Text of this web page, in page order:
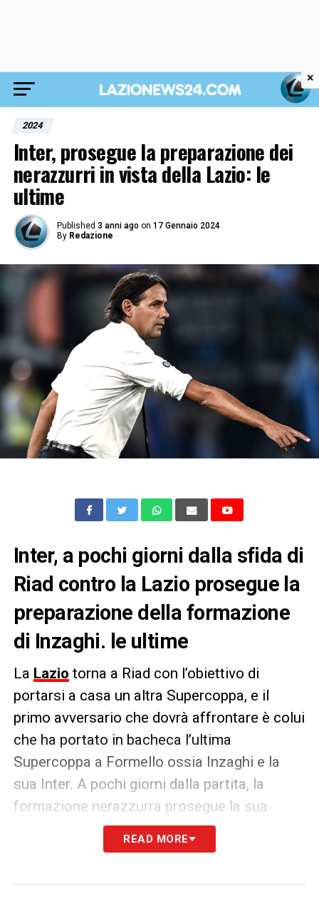
2024
Inter, prosegue la preparazione dei
nerazzurri in vista della Lazio: le
ultime
Published 3 anni ago on 17 Gennaio 2024
By Redazione
Inter, a pochi giorni dalla sfida di
Riad contro la Lazio prosegue la
preparazione della formazione
di Inzaghi. le ultime
La Lazio torna a Riad con l’obiettivo di
portarsi a casa un altra Supercoppa, e il
primo avversario che dovrà affrontare è colui
che ha portato in bacheca l’ultima
Supercoppa a Formello ossia Inzaghi e la
sua Inter. A pochi giorni dalla partita, la
formazione nerazzurra prosegue la sua
preparazione, e la sta svolgendo a Riad visto
che la squadra è approdata in Arabia.
Stando a quanto riporta il club nerazzurro,
READ MORE
×